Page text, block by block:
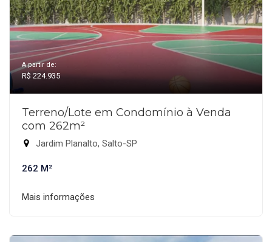
A partir de:
R$ 224.935
Terreno/Lote em Condomínio à Venda
com 262m²
Jardim Planalto, Salto-SP
262 M²
Mais informações